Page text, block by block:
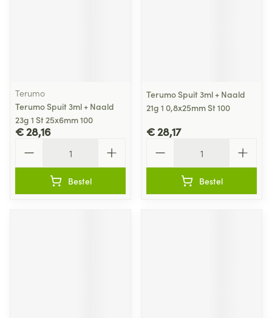
Terumo
Terumo Spuit 3ml + Naald
23g 1 St 25x6mm 100
€ 28,16
Bestel
Terumo Spuit 3ml + Naald
21g 1 0,8x25mm St 100
€ 28,17
Bestel